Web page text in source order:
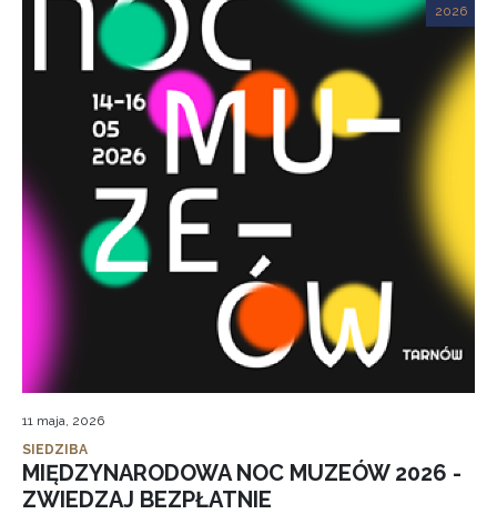
2026
11 maja, 2026
SIEDZIBA
MIĘDZYNARODOWA NOC MUZEÓW 2026 -
ZWIEDZAJ BEZPŁATNIE